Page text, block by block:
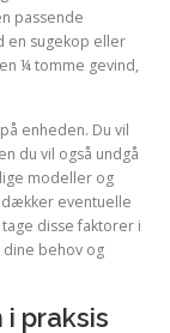
passende
en sugekop eller
¼ tomme gevind,
enheden. Du vil
du vil også undgå
modeller og
eventuelle
disse faktorer i
behov og
praksis